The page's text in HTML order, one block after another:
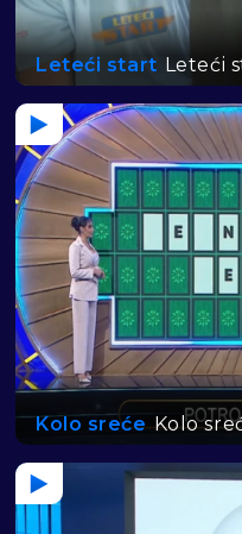
Leteći start Leteći
Kolo sreće Kolo